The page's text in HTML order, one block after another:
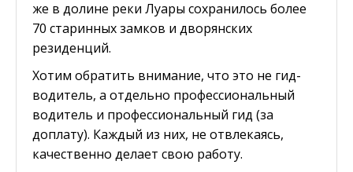
же в долине реки Луары сохранилось более
70 старинных замков и дворянских
резиденций.
Хотим обратить внимание, что это не гид-
водитель, а отдельно профессиональный
водитель и профессиональный гид (за
доплату). Каждый из них, не отвлекаясь,
качественно делает свою работу.